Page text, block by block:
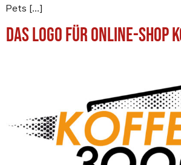
Pets […]
Das Logo für Online-Shop